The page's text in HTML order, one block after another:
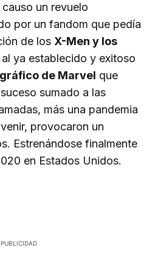
un revuelo
por un fandom que pedía
de los X-Men y los
al ya establecido y exitoso
de Marvel que
sumado a las
más una pandemia
provocaron un
Estrenándose finalmente
en Estados Unidos.